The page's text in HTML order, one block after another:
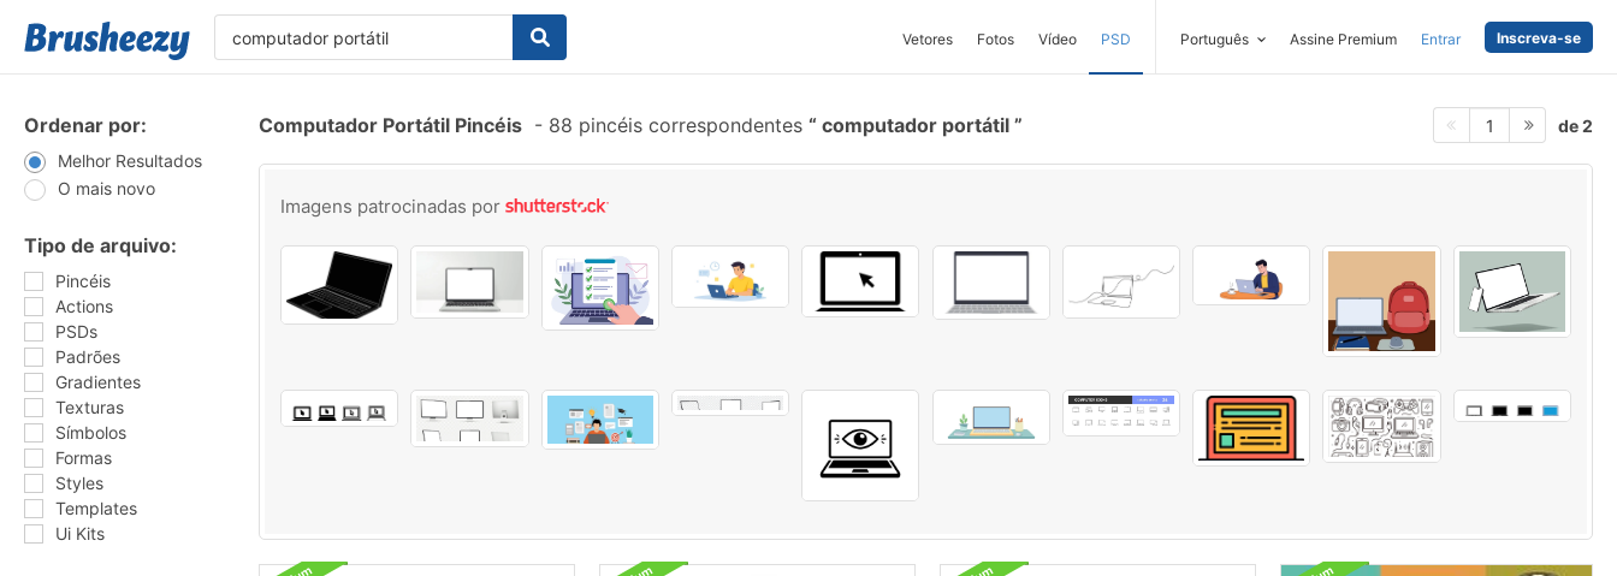
Vetores Fotos Vídeo PSD Português Assine Premium Entrar Inscreva-se
Ordenar por:
Melhor Resultados
O mais novo
Tipo de arquivo:
Pincéis
Actions
PSDs
Padrões
Gradientes
Texturas
Símbolos
Formas
Styles
Templates
Ui Kits
Computador Portátil Pincéis - 88 pincéis correspondentes computador portátil 1 de 2
Imagens patrocinadas por